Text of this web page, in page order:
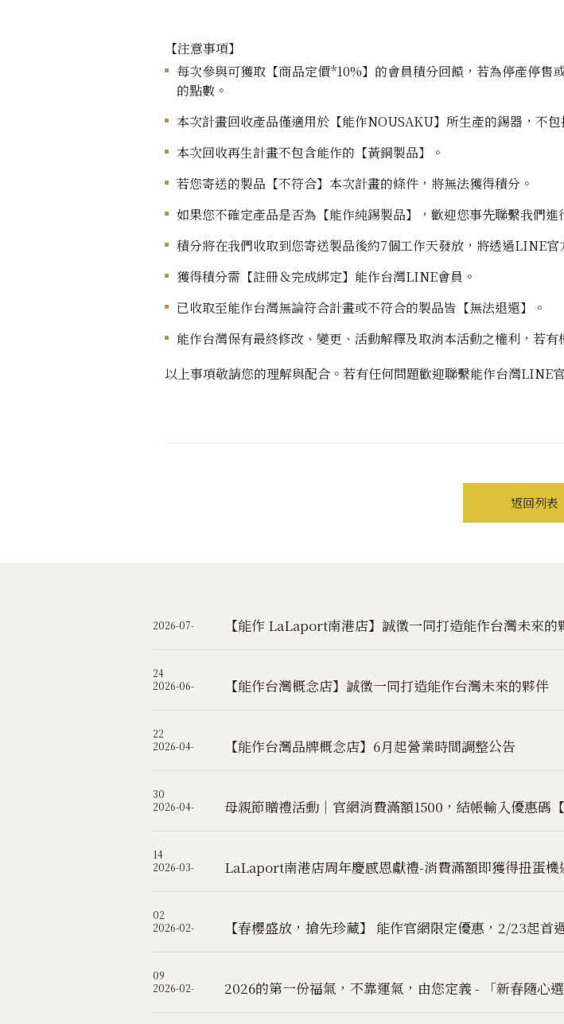
【注意事項】
每次參與可獲取【商品定價*10%】的會員積分回饋，若為停產停
的點數。
本次計畫回收產品僅適用於【能作NOUSAKU】所生產的錫器，不包
本次回收再生計畫不包含能作的【黃銅製品】。
若您寄送的製品【不符合】本次計畫的條件，將無法獲得積分。
如果您不確定產品是否為【能作純錫製品】，歡迎您事先聯繫我們進
積分將在我們收取到您寄送製品後約7個工作天發放，將透過LINE官
獲得積分需【註冊＆完成綁定】能作台灣LINE會員。
已收取至能作台灣無論符合計畫或不符合的製品皆【無法退還】。
能作台灣保有最終修改、變更、活動解釋及取消本活動之權利，若
以上事項敬請您的理解與配合。 若有任何問題歡迎聯繫能作台灣LINE
返回列表
2026-07-
24
【能作 LaLaport南港店】誠徵一同打造能作台灣未來的
2026-06-
22
【能作台灣概念店】誠徵一同打造能作台灣未來的夥伴
2026-04-
30
【能作台灣品牌概念店】6月起營業時間調整公告
2026-04-
14
母親節贈禮活動｜官網消費滿額1500，結帳輸入優惠碼
2026-03-
02
LaLaport南港店周年慶感恩獻禮-消費滿額即獲得扭蛋機
2026-02-
09
【春櫻盛放，搶先珍藏】 能作官網限定優惠，2/23起
2026-02- 2026的第一份福氣，不靠運氣，由您定義 - 「新春隨心